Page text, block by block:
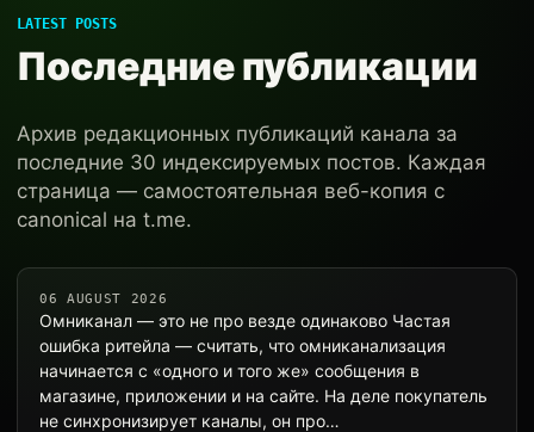
LATEST POSTS
Последние публикации
Архив редакционных публикаций канала за
последние 30 индексируемых постов. Каждая
страница — самостоятельная веб-копия с
canonical на t.me.
06 AUGUST 2026
Омниканал — это не про везде одинаково Частая
ошибка ритейла — считать, что омниканализация
начинается с «одного и того же» сообщения в
магазине, приложении и на сайте. На деле покупатель
не синхронизирует каналы, он про…